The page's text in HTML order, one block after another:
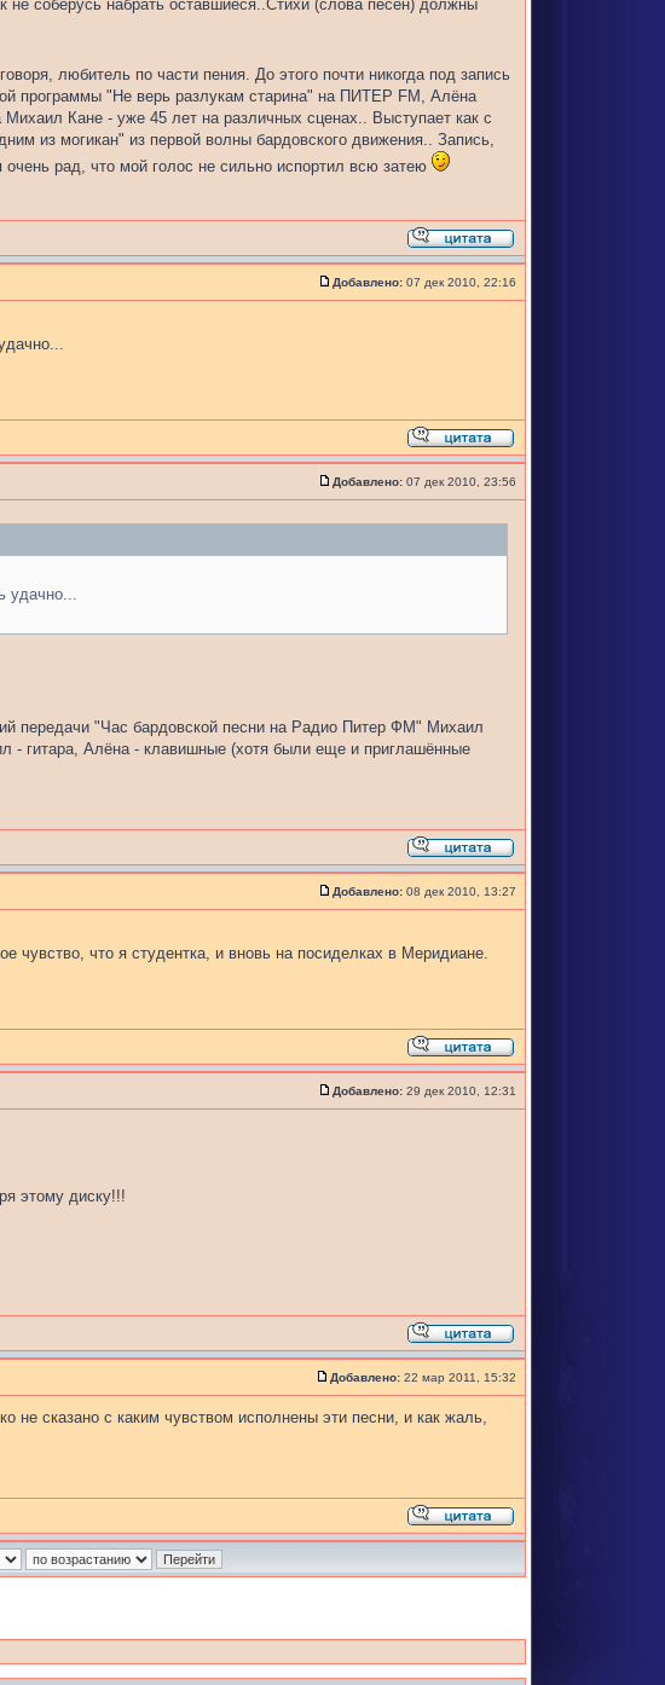
не соберусь набрать оставшиеся..Стихи (слова песен) должны
любитель по части пения. До этого почти никогда под запись
программы "Не верь разлукам старина" на ПИТЕР FM, Алёна
Кане - уже 45 лет на различных сценах.. Выступает как с
из могикан" из первой волны бардовского движения.. Запись,
рад, что мой голос не сильно испортил всю затею
Добавлено: 07 дек 2010, 22:16
Добавлено: 07 дек 2010, 23:56
удачно...
передачи "Час бардовской песни на Радио Питер ФМ" Михаил
- гитара, Алёна - клавишные (хотя были еще и приглашённые
Добавлено: 08 дек 2010, 13:27
чувство, что я студентка, и вновь на посиделках в Меридиане.
Добавлено: 29 дек 2010, 12:31
этому диску!!!
Добавлено: 22 мар 2011, 15:32
не сказано с каким чувством исполнены эти песни, и как жаль,